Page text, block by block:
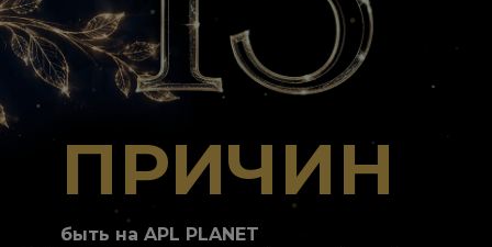
ПРИЧИН
быть на APL PLANET